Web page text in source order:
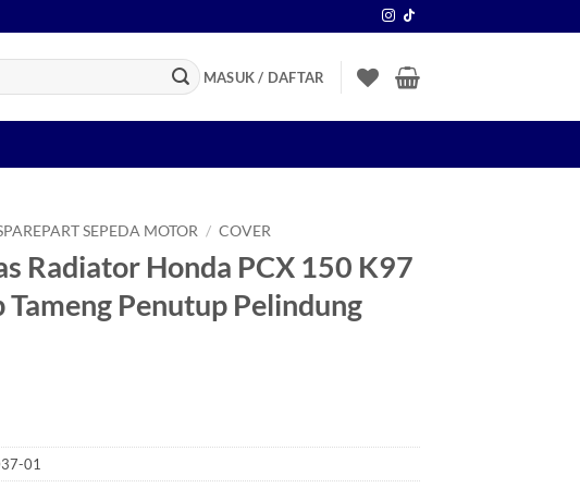
MASUK / DAFTAR
SEPEDA MOTOR / COVER
Radiator Honda PCX 150 K97
Tameng Penutup Pelindung
01